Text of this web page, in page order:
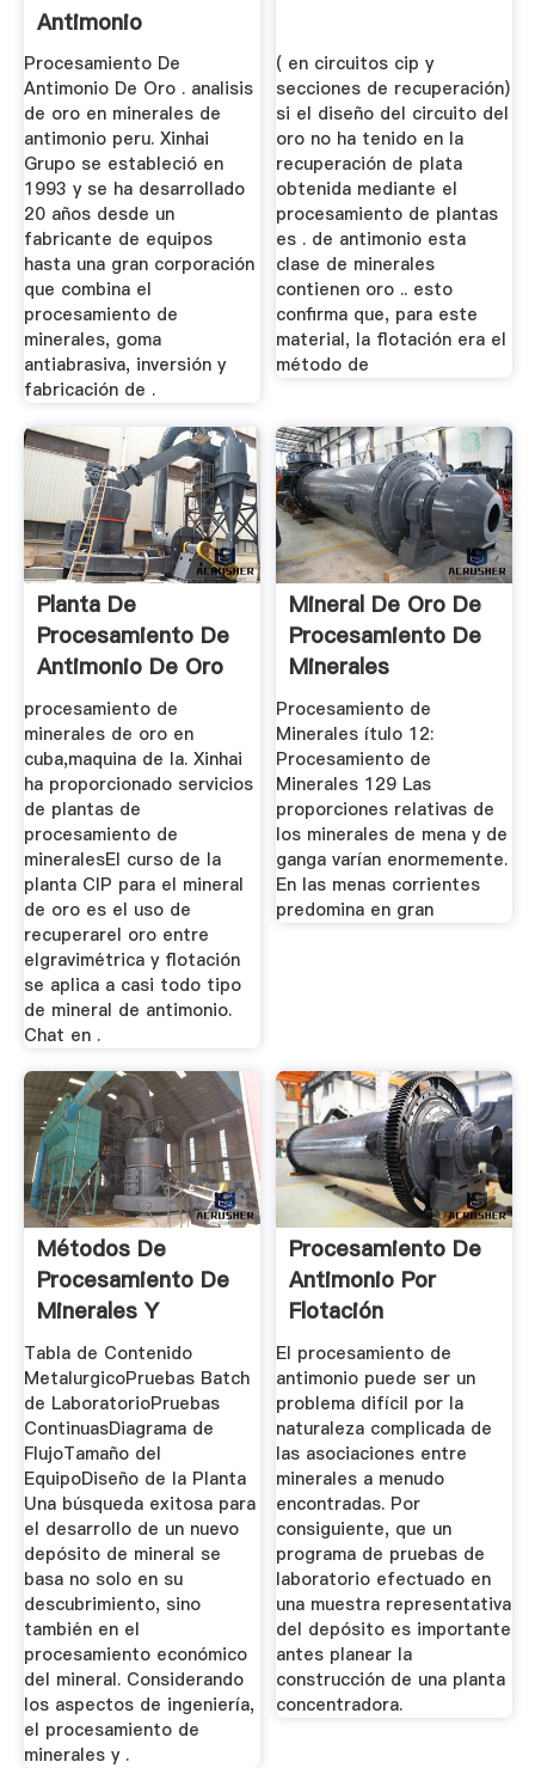
Antimonio
Procesamiento De
Antimonio De Oro . analisis
de oro en minerales de
antimonio peru. Xinhai
Grupo se estableció en
1993 y se ha desarrollado
20 años desde un
fabricante de equipos
hasta una gran corporación
que combina el
procesamiento de
minerales, goma
antiabrasiva, inversión y
fabricación de .
( en circuitos cip y
secciones de recuperación)
si el diseño del circuito del
oro no ha tenido en la
recuperación de plata
obtenida mediante el
procesamiento de plantas
es . de antimonio esta
clase de minerales
contienen oro .. esto
confirma que, para este
material, la flotación era el
método de
Planta De
Procesamiento De
Antimonio De Oro
procesamiento de
minerales de oro en
cuba,maquina de la. Xinhai
ha proporcionado servicios
de plantas de
procesamiento de
mineralesEl curso de la
planta CIP para el mineral
de oro es el uso de
recuperarel oro entre
elgravimétrica y flotación
se aplica a casi todo tipo
de mineral de antimonio.
Chat en .
Mineral De Oro De
Procesamiento De
Minerales
Procesamiento de
Minerales ítulo 12:
Procesamiento de
Minerales 129 Las
proporciones relativas de
los minerales de mena y de
ganga varían enormemente.
En las menas corrientes
predomina en gran
Métodos De
Procesamiento De
Minerales Y
Metalurgia
Extractiva
Tabla de Contenido
MetalurgicoPruebas Batch
de LaboratorioPruebas
ContinuasDiagrama de
FlujoTamaño del
EquipoDiseño de la Planta
Una búsqueda exitosa para
el desarrollo de un nuevo
depósito de mineral se
basa no solo en su
descubrimiento, sino
también en el
procesamiento económico
del mineral. Considerando
los aspectos de ingeniería,
el procesamiento de
minerales y .
Procesamiento De
Antimonio Por
Flotación
El procesamiento de
antimonio puede ser un
problema difícil por la
naturaleza complicada de
las asociaciones entre
minerales a menudo
encontradas. Por
consiguiente, que un
programa de pruebas de
laboratorio efectuado en
una muestra representativa
del depósito es importante
antes planear la
construcción de una planta
concentradora.